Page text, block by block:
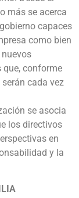
más se acerca
capaces
como bien
que, conforme
cada vez
se asocia
los directivos
en
y la